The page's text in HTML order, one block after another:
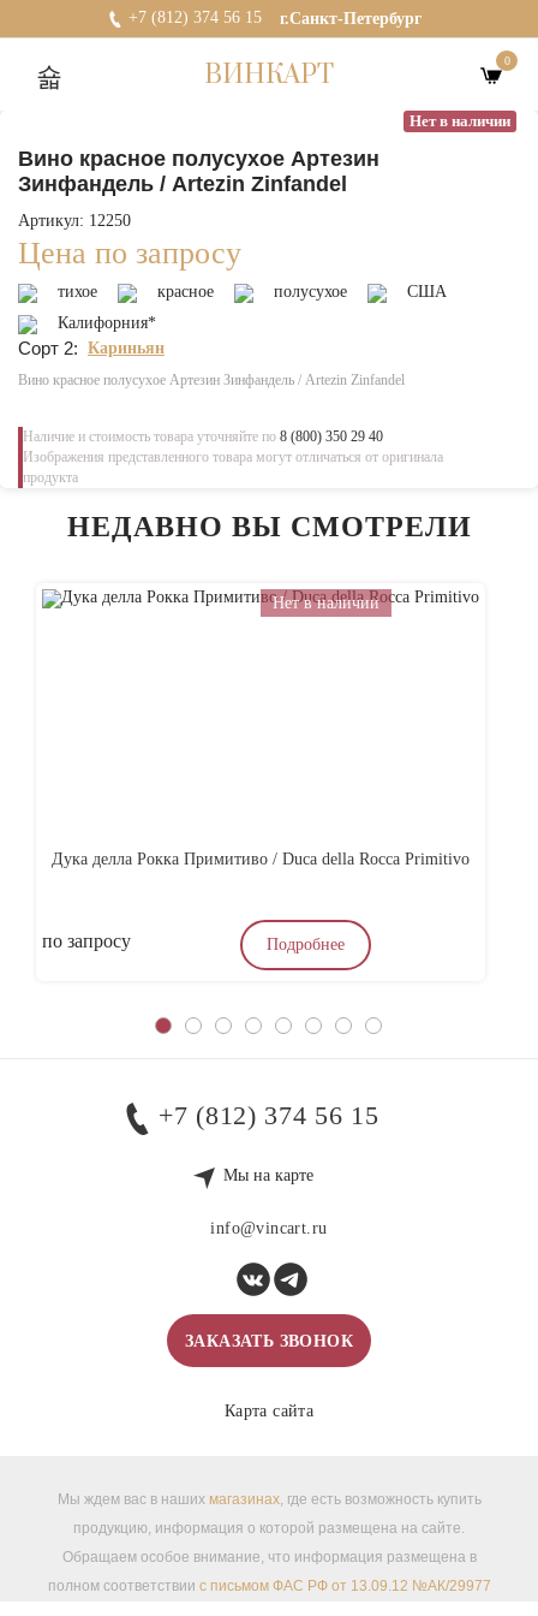
+7 (812) 374 56 15 г.Санкт-Петербург
ВИНКАРТ 0
Нет в наличии
Вино красное полусухое Артезин
Зинфандель / Artezin Zinfandel
Артикул: 12250
Цена по запросу
тихое красное полусухое
США
Калифорния*
Сорт 2: Кариньян
Вино красное полусухое Артезин Зинфандель / Artezin Zinfandel
Наличие и стоимость товара уточняйте по 8 (800) 350 29 40
Изображения представленного товара могут отличаться от оригинала
продукта
НЕДАВНО ВЫ СМОТРЕЛИ
Нет в наличии
Дука делла Рокка Примитиво / Duca della Rocca Primitivo
по запросу Подробнее
+7 (812) 374 56 15
Мы на карте
info@vincart.ru
ЗАКАЗАТЬ ЗВОНОК
Карта сайта
Мы ждем вас в наших магазинах, где есть возможность купить
продукцию, информация о которой размещена на сайте.
Обращаем особое внимание, что информация размещена в
полном соответствии с письмом ФАС РФ от 13.09.12 №АК/29977